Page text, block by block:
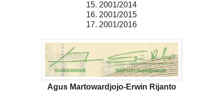
15. 2001/2014
16. 2001/2015
17. 2001/2016
Agus Martowardjojo-Erwin Rijanto